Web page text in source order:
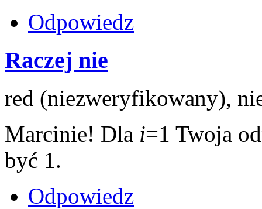
Odpowiedz
Raczej nie
red (niezweryfikowany),
Marcinie! Dla i=1 Twoja
być 1.
Odpowiedz